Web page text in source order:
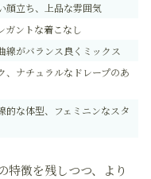
顔立ち、上品な雰囲気
ガントな着こなし
線がバランス良くミックス
、ナチュラルなドレープのあ
的な体型、フェミニンなスタ
特徴を残しつつ、より